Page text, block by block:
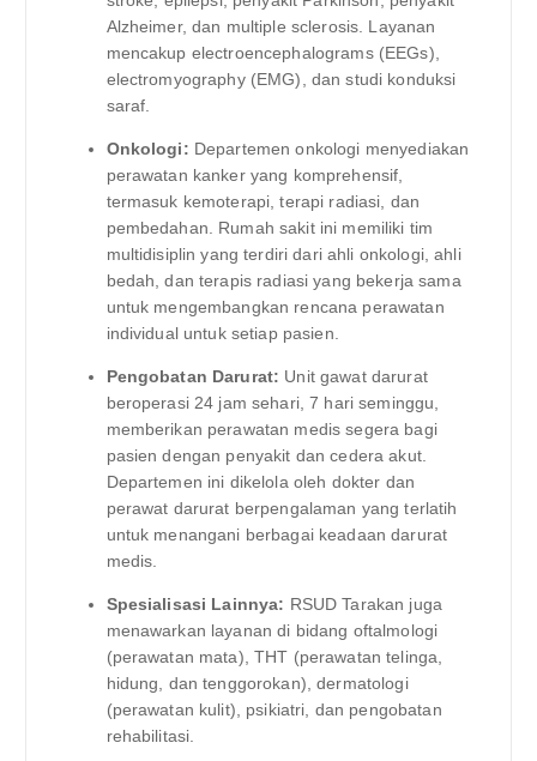
Alzheimer, dan multiple sclerosis. Layanan
mencakup electroencephalograms (EEGs),
electromyography (EMG), dan studi konduksi
saraf.
Onkologi: Departemen onkologi menyediakan
perawatan kanker yang komprehensif,
termasuk kemoterapi, terapi radiasi, dan
pembedahan. Rumah sakit ini memiliki tim
multidisiplin yang terdiri dari ahli onkologi, ahli
bedah, dan terapis radiasi yang bekerja sama
untuk mengembangkan rencana perawatan
individual untuk setiap pasien.
Pengobatan Darurat: Unit gawat darurat
beroperasi 24 jam sehari, 7 hari seminggu,
memberikan perawatan medis segera bagi
pasien dengan penyakit dan cedera akut.
Departemen ini dikelola oleh dokter dan
perawat darurat berpengalaman yang terlatih
untuk menangani berbagai keadaan darurat
medis.
Spesialisasi Lainnya: RSUD Tarakan juga
menawarkan layanan di bidang oftalmologi
(perawatan mata), THT (perawatan telinga,
hidung, dan tenggorokan), dermatologi
(perawatan kulit), psikiatri, dan pengobatan
rehabilitasi.